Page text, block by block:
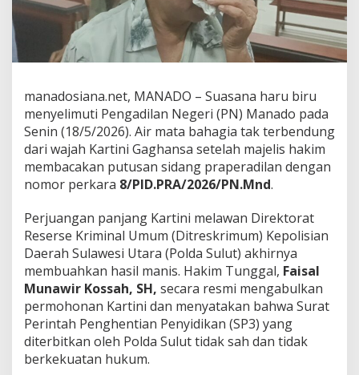
G
a
g
h
a
a
P
e
c
a
h
d
R
u
a
n
g
S
i
d
a
g
manadosiana.net, MANADO – Suasana haru biru
menyelimuti Pengadilan Negeri (PN) Manado pada
Senin (18/5/2026). Air mata bahagia tak terbendung
dari wajah Kartini Gaghansa setelah majelis hakim
membacakan putusan sidang praperadilan dengan
nomor perkara 8/PID.PRA/2026/PN.Mnd.
Perjuangan panjang Kartini melawan Direktorat
Reserse Kriminal Umum (Ditreskrimum) Kepolisian
Daerah Sulawesi Utara (Polda Sulut) akhirnya
membuahkan hasil manis. Hakim Tunggal, Faisal
Munawir Kossah, SH, secara resmi mengabulkan
permohonan Kartini dan menyatakan bahwa Surat
Perintah Penghentian Penyidikan (SP3) yang
diterbitkan oleh Polda Sulut tidak sah dan tidak
berkekuatan hukum.